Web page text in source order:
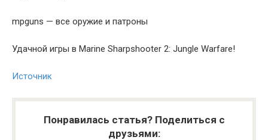
mpguns — все оружие и патроны
Удачной игры в Marine Sharpshooter 2: Jungle Warfare!
Источник
Понравилась статья? Поделиться с
друзьями: